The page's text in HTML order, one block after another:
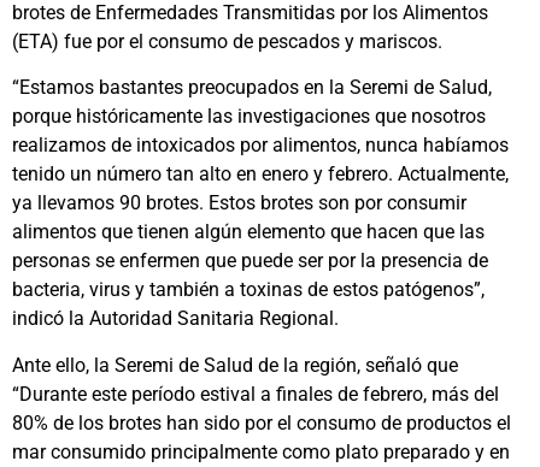
brotes de Enfermedades Transmitidas por los Alimentos
(ETA) fue por el consumo de pescados y mariscos.
“Estamos bastantes preocupados en la Seremi de Salud,
porque históricamente las investigaciones que nosotros
realizamos de intoxicados por alimentos, nunca habíamos
tenido un número tan alto en enero y febrero. Actualmente,
ya llevamos 90 brotes. Estos brotes son por consumir
alimentos que tienen algún elemento que hacen que las
personas se enfermen que puede ser por la presencia de
bacteria, virus y también a toxinas de estos patógenos”,
indicó la Autoridad Sanitaria Regional.
Ante ello, la Seremi de Salud de la región, señaló que
“Durante este período estival a finales de febrero, más del
80% de los brotes han sido por el consumo de productos el
mar consumido principalmente como plato preparado y en